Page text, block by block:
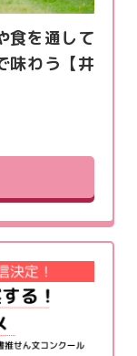
食を通して
味わう【井